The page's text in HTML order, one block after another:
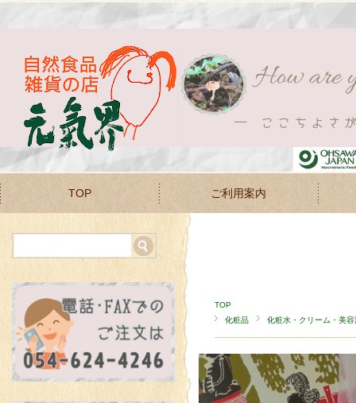
TOP ご利用案内
TOP
化粧品
化粧水・クリーム・美容